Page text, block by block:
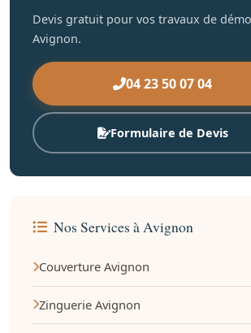
Devis gratuit pour vos travaux de
Avignon.
04 23 50 07 04
Formulaire de Devis
Nos Services à Avignon
Couverture Avignon
Zinguerie Avignon